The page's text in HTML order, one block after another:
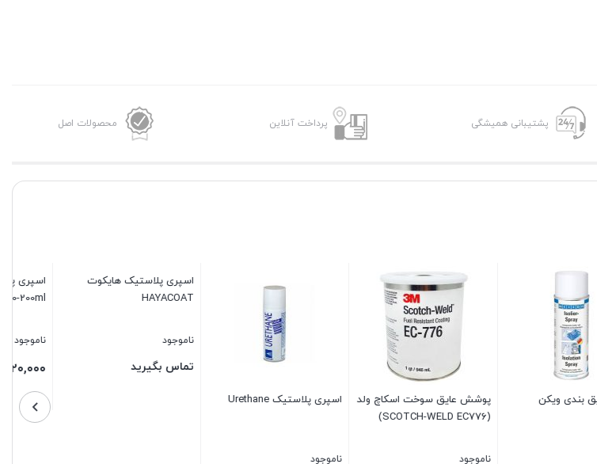
پشتیبانی همیشگی پرداخت آنلاین محصولات اصل
اسپری پلاستیک Urethane
اسپری پلاستیک هایکوت
HAYACOAT
ناموجود
۱۲۰,۰۰۰
پوشش سرامیکی لاکتایت
Loctite Brushable Ceramic
۵,۵۰۰,۰۰۰